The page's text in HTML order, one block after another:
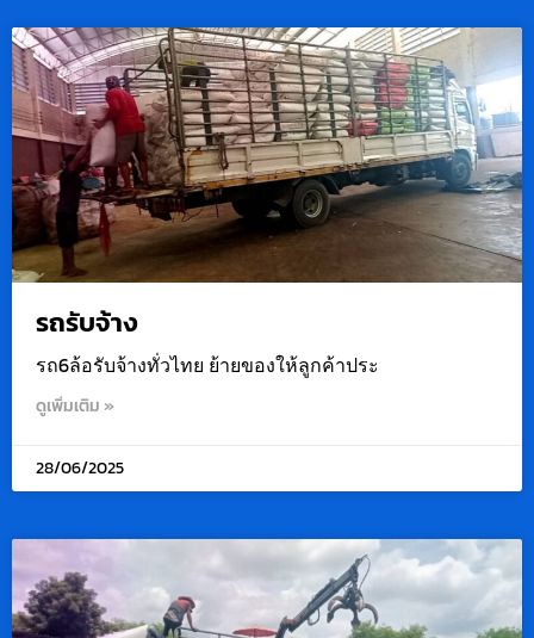
รถรับจ้าง
รถ6ล้อรับจ้างทั่วไทย ย้ายของให้ลูกค้าประ
ดูเพิ่มเติม »
28/06/2025